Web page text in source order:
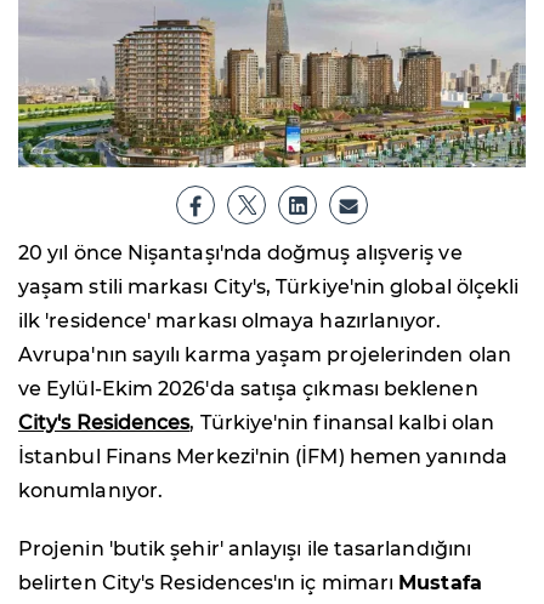
20 yıl önce Nişantaşı'nda doğmuş alışveriş ve
yaşam stili markası City's, Türkiye'nin global ölçekli
ilk 'residence' markası olmaya hazırlanıyor.
Avrupa'nın sayılı karma yaşam projelerinden olan
ve Eylül-Ekim 2026'da satışa çıkması beklenen
City's Residences, Türkiye'nin finansal kalbi olan
İstanbul Finans Merkezi'nin (İFM) hemen yanında
konumlanıyor.
Projenin 'butik şehir' anlayışı ile tasarlandığını
belirten City's Residences'ın iç mimarı Mustafa